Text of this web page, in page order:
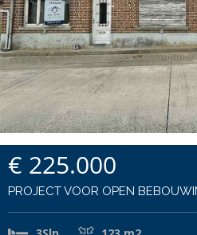
€ 225.000
PROJECT VOOR OPEN